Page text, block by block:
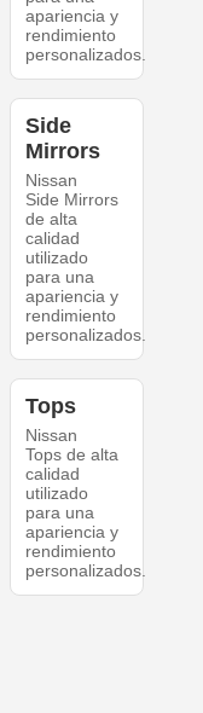
apariencia y
rendimiento
personalizados.
Side
Mirrors
Nissan
Side Mirrors
de alta
calidad
utilizado
para una
apariencia y
rendimiento
personalizados.
Tops
Nissan
Tops de alta
calidad
utilizado
para una
apariencia y
rendimiento
personalizados.